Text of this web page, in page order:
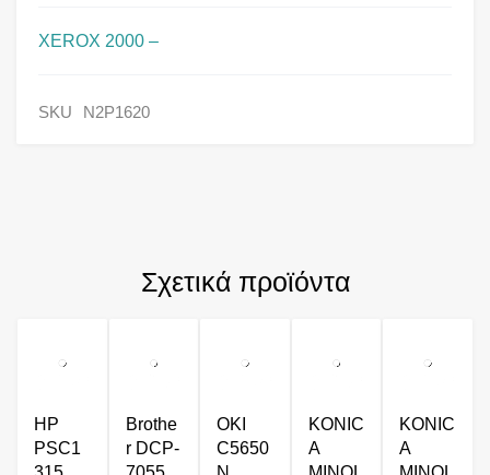
XEROX 2000 –
SKU N2P1620
Σχετικά προϊόντα
HP
PSC1
Brothe
r DCP-
OKI
C5650
KONIC
A
KONIC
A